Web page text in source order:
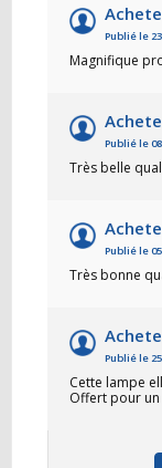
Publié le
Magnifique
Publié le
Très belle
Publié le
Très bonne
Publié le
Cette lampe
Offert pour